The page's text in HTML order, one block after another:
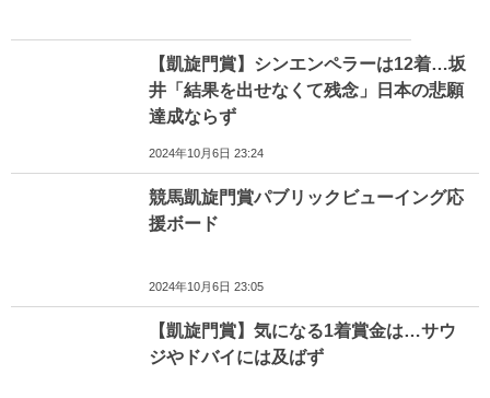
【凱旋門賞】シンエンペラーは12着…坂
井「結果を出せなくて残念」日本の悲願
達成ならず
2024年10月6日 23:24
競馬凱旋門賞パブリックビューイング応
援ボード
2024年10月6日 23:05
【凱旋門賞】気になる1着賞金は…サウ
ジやドバイには及ばず